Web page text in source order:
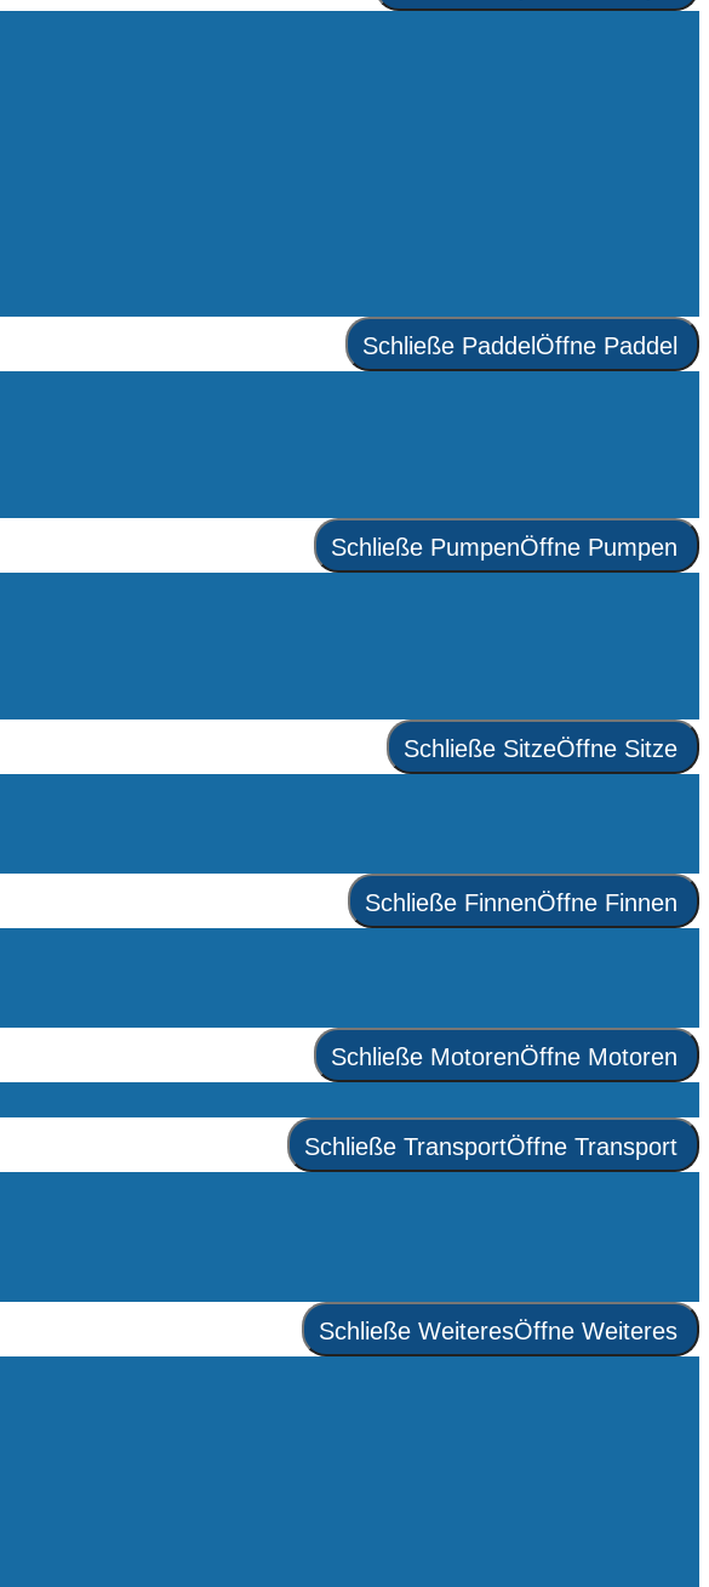
Schließe Paddel Öffne Paddel
Schließe PumpenÖffne Pumpen
Schließe SitzeÖffne Sitze
Schließe FinnenÖffne Finnen
Schließe MotorenÖffne Motoren
Schließe TransportÖffne Transport
Schließe WeiteresÖffne Weiteres